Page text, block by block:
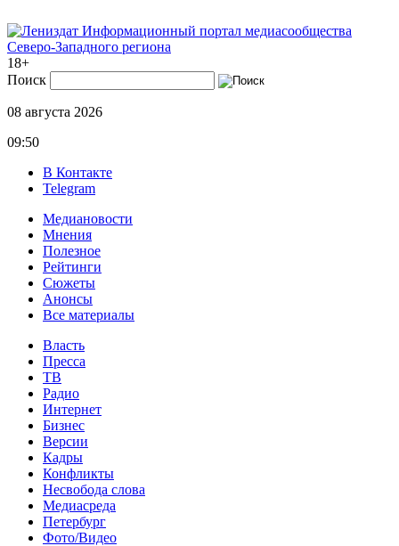
Информационный портал медиасообщества
Северо-Западного региона
18+
Поиск
08 августа 2026
09:50
В Контакте
Telegram
Медиановости
Мнения
Полезное
Рейтинги
Сюжеты
Анонсы
Все материалы
Власть
Пресса
ТВ
Радио
Интернет
Бизнес
Версии
Кадры
Конфликты
Несвобода слова
Медиасреда
Петербург
Фото/Видео